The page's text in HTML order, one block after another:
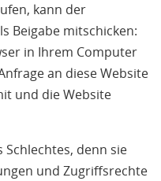
kann der
Beigabe mitschicken:
in Ihrem Computer
an diese Website
und die Website
Schlechtes, denn sie
und Zugriffsrechte